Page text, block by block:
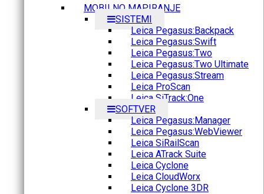
MOBILNO MAPIRANJE
SISTEMI
Leica Pegasus:Backpack
Leica Pegasus:Swift
Leica Pegasus:Two
Leica Pegasus:Two Ultimate
Leica Pegasus:Stream
Leica ProScan
Leica SiTrack:One
SOFTVER
Leica Pegasus:Manager
Leica Pegasus:WebViewer
Leica SiRailScan
Leica ATrack Suite
Leica Cyclone
Leica CloudWorx
Leica Cyclone 3DR